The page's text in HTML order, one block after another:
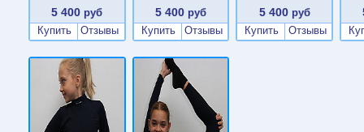
5 400 руб
Купить
Отзывы
5 400 руб
Купить
Отзывы
5 400руб
Купить
Отзывы